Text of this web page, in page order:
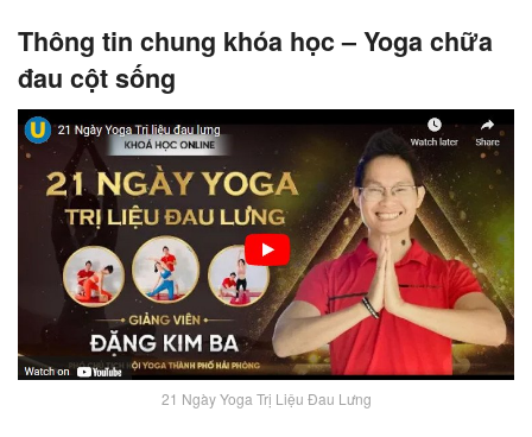
Thông tin chung khóa học – Yoga chữa
đau cột sống
21 Ngày Yoga Trị Liệu Đau Lưng